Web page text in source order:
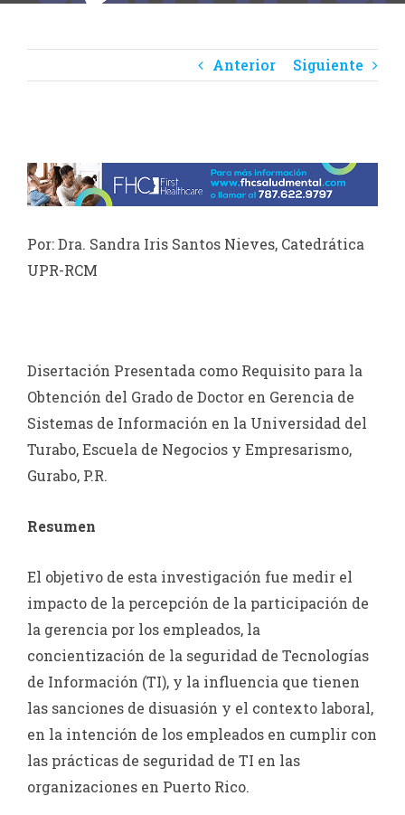
Anterior Siguiente
imagen
más
Por: Dra. Sandra Iris Santos Nieves, Catedrática
UPR-RCM
Disertación Presentada como Requisito para la
Obtención del Grado de Doctor en Gerencia de
Sistemas de Información en la Universidad del
Turabo, Escuela de Negocios y Empresarismo,
Gurabo, P.R.
Resumen
El objetivo de esta investigación fue medir el
impacto de la percepción de la participación de
la gerencia por los empleados, la
concientización de la seguridad de Tecnologías
de Información (TI), y la influencia que tienen
las sanciones de disuasión y el contexto laboral,
en la intención de los empleados en cumplir con
las prácticas de seguridad de TI en las
organizaciones en Puerto Rico.